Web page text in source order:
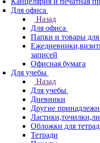
Для офиса
Назад
Для офиса
Папки и товары для
записей
Офисная бумага
Для учебы
Назад
Для учебы
Дневники
Другие
Обложки для
Тетради